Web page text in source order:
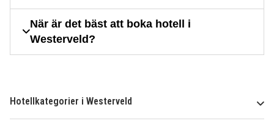
När är det bäst att boka hotell i
Westerveld?
Hotellkategorier i Westerveld